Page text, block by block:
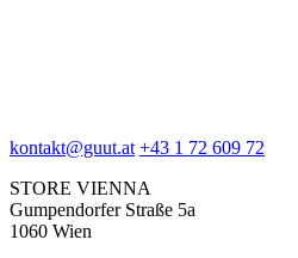
kontakt@guut.at +43 1 72 609 72
STORE VIENNA
Gumpendorfer Straße 5a
1060 Wien